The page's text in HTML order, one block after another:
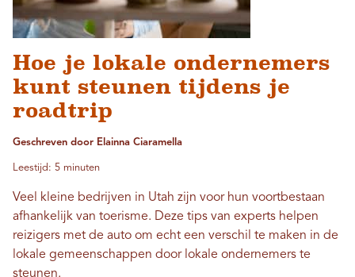
Hoe je lokale ondernemers
kunt steunen tijdens je
roadtrip
Geschreven door Elainna Ciaramella
Leestijd: 5 minuten
Veel kleine bedrijven in Utah zijn voor hun voortbestaan ​​
afhankelijk van toerisme. Deze tips van experts helpen
reizigers met de auto om echt een verschil te maken in de
lokale gemeenschappen door lokale ondernemers te
steunen.